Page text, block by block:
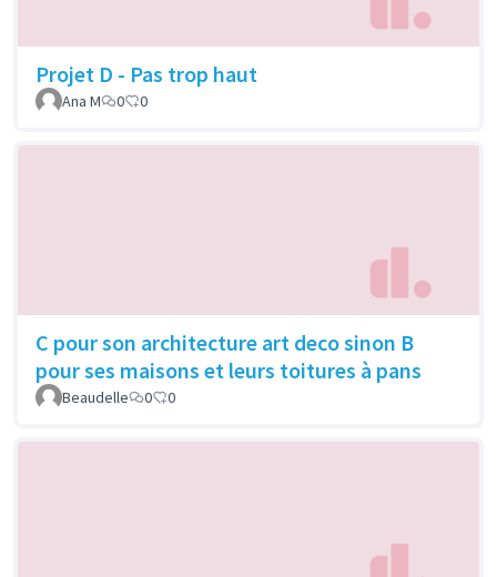
Projet D - Pas trop haut
Ana M 0 0
C pour son architecture art deco sinon B
pour ses maisons et leurs toitures à pans
Beaudelle 0 0